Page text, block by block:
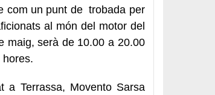
com un punt de trobada per
al món del motor del
maig, serà de 10.00 a 20.00
hores.
a Terrassa, Movento Sarsa